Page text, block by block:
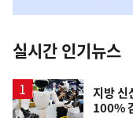
뉴
스
실시간 인기뉴스
지방 신
100%